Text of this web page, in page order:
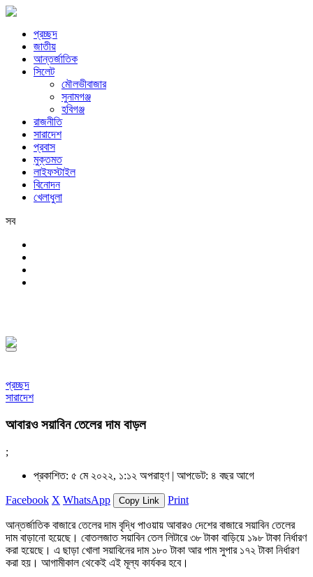
প্রচ্ছদ
জাতীয়
আন্তর্জাতিক
সিলেট
মৌলভীবাজার
সুনামগঞ্জ
হবিগঞ্জ
রাজনীতি
সারাদেশ
প্রবাস
মুক্তমত
লাইফস্টাইল
বিনোদন
খেলাধুলা
সব
প্রচ্ছদ
সারাদেশ
আবারও সয়াবিন তেলের দাম বাড়ল
;
প্রকাশিত: ৫ মে ২০২২, ১:১২ অপরাহ্ণ | আপডেট: ৪ বছর আগে
Facebook X WhatsApp Copy Link Print
আন্তর্জাতিক বাজারে তেলের দাম বৃদ্ধি পাওয়ায় আবারও দেশের বাজারে সয়াবিন তেলের
দাম বাড়ানো হয়েছে। বোতলজাত সয়াবিন তেল লিটারে ৩৮ টাকা বাড়িয়ে ১৯৮ টাকা নির্ধারণ
করা হয়েছে। এ ছাড়া খোলা সয়াবিনের দাম ১৮০ টাকা আর পাম সুপার ১৭২ টাকা নির্ধারণ
করা হয়। আগামীকাল থেকেই এই মূল্য কার্যকর হবে।